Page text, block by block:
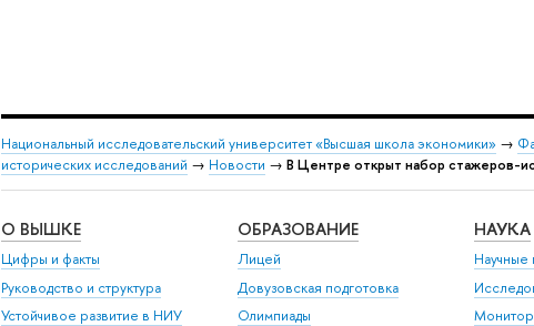
Национальный исследовательский университет «Высшая школа экономики» →
исторических исследований → Новости → В Центре открыт набор стажеров-
О ВЫШКЕ
Цифры и факты
Руководство и структура
Устойчивое развитие в НИУ
ОБРАЗОВАНИЕ
Лицей
Довузовская подготовка
Олимпиады
НАУКА
Научные